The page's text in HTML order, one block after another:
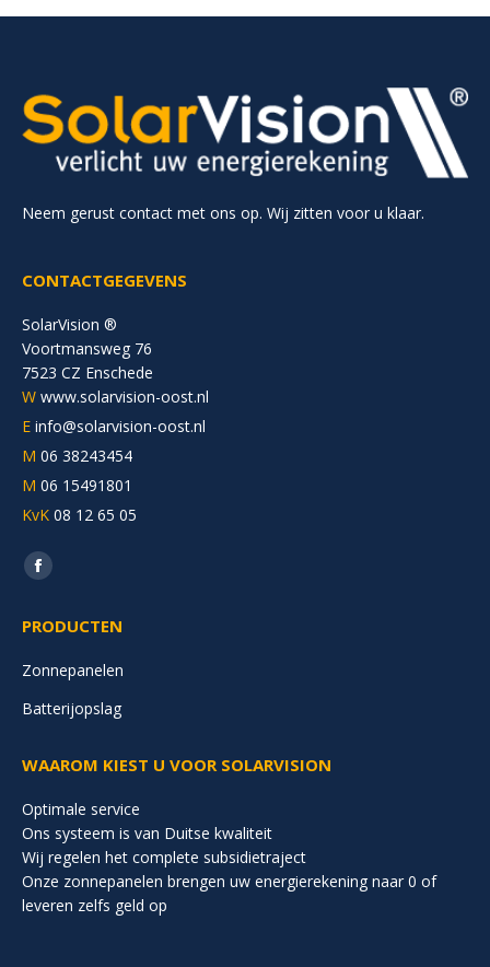
Neem gerust contact met ons op. Wij zitten voor u klaar.
CONTACTGEGEVENS
SolarVision ®
Voortmansweg 76
7523 CZ Enschede
W www.solarvision-oost.nl
E info@solarvision-oost.nl
M 06 38243454
M 06 15491801
KvK 08 12 65 05
Vind ons op:
Facebook
opens
in
window
PRODUCTEN
Zonnepanelen
Batterijopslag
WAAROM KIEST U VOOR SOLARVISION
Optimale service
Ons systeem is van Duitse kwaliteit
Wij regelen het complete subsidietraject
Onze zonnepanelen brengen uw energierekening naar 0 of
leveren zelfs geld op